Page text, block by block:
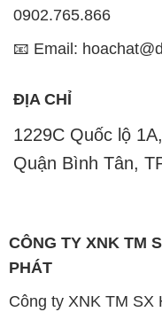
0902.765.866
📧 Email:
ĐỊA CHỈ
1229C Quốc lộ
Quận Bình Tân,
CÔNG TY XNK TM
PHÁT
Công ty XNK TM